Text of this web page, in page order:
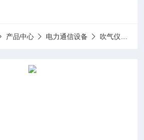
产品中心 电力通信设备 吹气仪